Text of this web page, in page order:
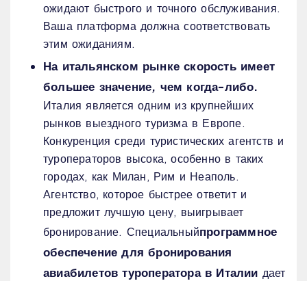
ожидают быстрого и точного обслуживания.
Ваша платформа должна соответствовать
этим ожиданиям.
На итальянском рынке скорость имеет
большее значение, чем когда-либо.
Италия является одним из крупнейших
рынков выездного туризма в Европе.
Конкуренция среди туристических агентств и
туроператоров высока, особенно в таких
городах, как Милан, Рим и Неаполь.
Агентство, которое быстрее ответит и
предложит лучшую цену, выигрывает
бронирование. Специальныйпрограммное
обеспечение для бронирования
авиабилетов туроператора в Италии дает